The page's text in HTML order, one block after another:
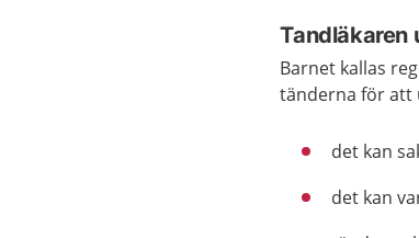
Tandläkaren
Barnet kallas
tänderna för att
det kan
det kan